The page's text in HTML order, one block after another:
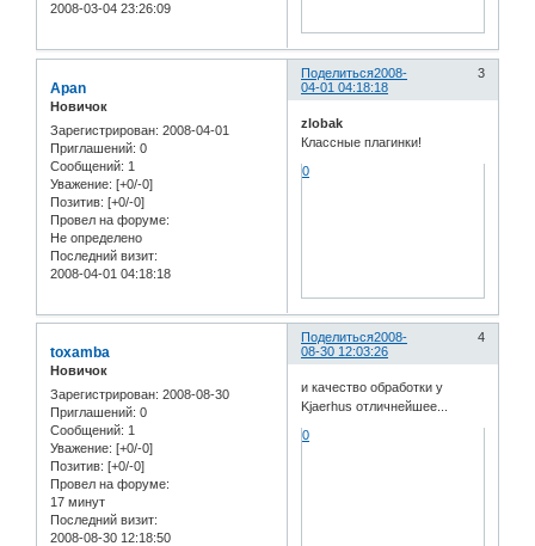
2008-03-04 23:26:09
Поделиться 3
2008-
04-01 04:18:18
Apan
Новичок
Зарегистрирован: 2008-04-01
Приглашений: 0
Сообщений: 1
Уважение: [+0/-0]
Позитив: [+0/-0]
Провел на форуме:
Не определено
Последний визит:
2008-04-01 04:18:18
zlobak
Классные плагинки!
0
Поделиться 4
2008-
08-30 12:03:26
toxamba
Новичок
Зарегистрирован: 2008-08-30
Приглашений: 0
Сообщений: 1
Уважение: [+0/-0]
Позитив: [+0/-0]
Провел на форуме:
17 минут
Последний визит:
2008-08-30 12:18:50
и качество обработки у
Kjaerhus отличнейшее...
0